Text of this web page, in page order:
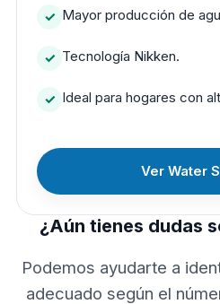
Mayor producción de
Tecnología Nikken.
Ideal para hogares con
Ver Water
¿Aún tienes dudas
Podemos ayudarte a
adecuado según el